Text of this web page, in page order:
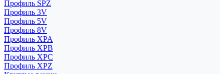
Профиль SPZ
Профиль 3V
Профиль 5V
Профиль 8V
Профиль XPA
Профиль XPB
Профиль XPC
Профиль XPZ